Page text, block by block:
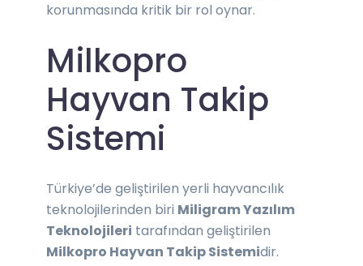
korunmasında kritik bir rol oynar.
Milkopro
Hayvan Takip
Sistemi
Türkiye’de geliştirilen yerli hayvancılık
teknolojilerinden biri Miligram Yazılım
Teknolojileri tarafından geliştirilen
Milkopro Hayvan Takip Sistemidir.